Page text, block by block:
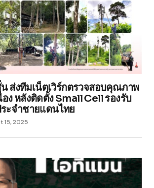
ส่งทีมเน็ตเวิร์กตรวจสอบคุณภาพ
หลังติดตั้ง Small Cell รองรับ
ะจำชายแดนไทย
15, 2025